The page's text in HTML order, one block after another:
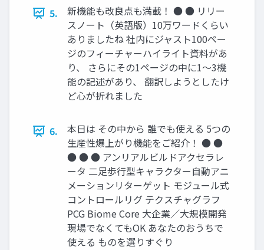
5.
新機能も改良点も満載！ ● ● リリー
スノート（英語版）10万ワードくらい
ありましたね 社内にジャスト100ペー
ジのフィーチャーハイライト資料があ
り、 さらにその1ページの中に1～3機
能の記述があり、 翻訳しようとしたけ
ど心が折れました
6.
本日は その中から 誰でも使える 5つの
生産性爆上がり機能をご紹介！ ● ●
● ● ● アンリアルビルドアクセラレ
ータ 二足歩行型キャラクター自動アニ
メーションリターゲット モジュール式
コントロールリグ テクスチャグラフ
PCG Biome Core 大企業／大規模開発
現場でなくてもOK あなたのおうちで
使える ものを選りすぐり